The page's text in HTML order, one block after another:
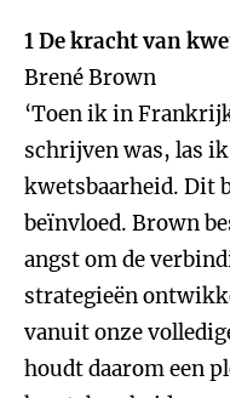
1 De kracht van
Brené Brown
‘Toen ik in
schrijven was, las
kwetsbaarheid. Dit
beïnvloed. Brown
angst om de
strategieën
vanuit onze
houdt daarom een